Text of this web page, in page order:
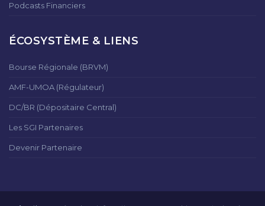
Podcasts Financiers
ÉCOSYSTÈME & LIENS
Bourse Régionale (BRVM)
AMF-UMOA (Régulateur)
DC/BR (Dépositaire Central)
Les SGI Partenaires
Devenir Partenaire